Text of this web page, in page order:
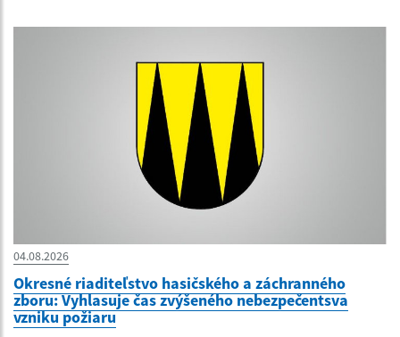
04.08.2026
Okresné riaditeľstvo hasičského a záchranného
zboru: Vyhlasuje čas zvýšeného nebezpečentsva
vzniku požiaru